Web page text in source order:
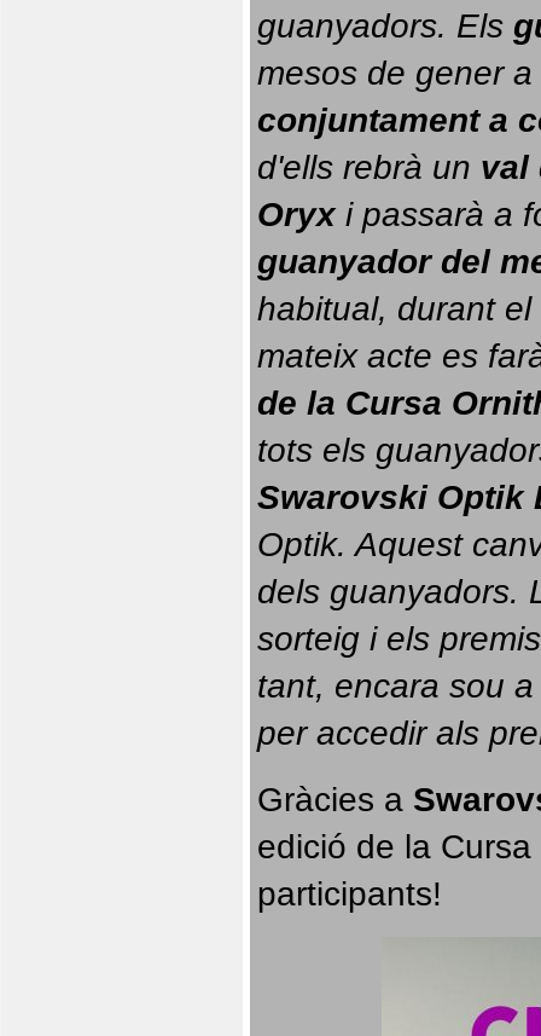
guanyadors. Els
conjuntament a
d'ells rebrà un val
Oryx i passarà a
guanyador del
habitual, durant el
mateix acte es
de la Cursa
tots els
Swarovski Optik
Optik. Aquest
dels guanyadors.
sorteig i els
tant, encara sou
per accedir als
Gràcies a
edició de la
participants!